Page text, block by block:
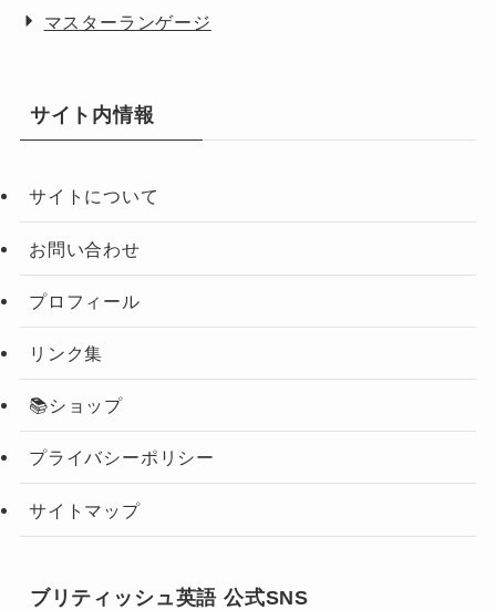
マスターランゲージ
サイト内情報
サイトについて
お問い合わせ
プロフィール
リンク集
📚ショップ
プライバシーポリシー
サイトマップ
ブリティッシュ英語 公式SNS